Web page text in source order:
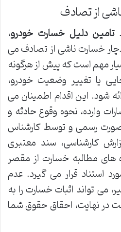
از تصادف
تامین دلیل خسارت خودرو،
خسارت ناشی از تصادف می
مهم است که پیش از هرگونه
یا تغییر وضعیت خودرو،
شود. این اقدام اطمینان می
وارده، نحوه وقوع حادثه و
صورت رسمی و توسط کارشناس
کارشناسی، سند معتبری
های مطالبه خسارت از مقصر
استناد قرار می گیرد. عدم
می تواند اثبات خسارت را به
نهایت، احقاق حقوق شما